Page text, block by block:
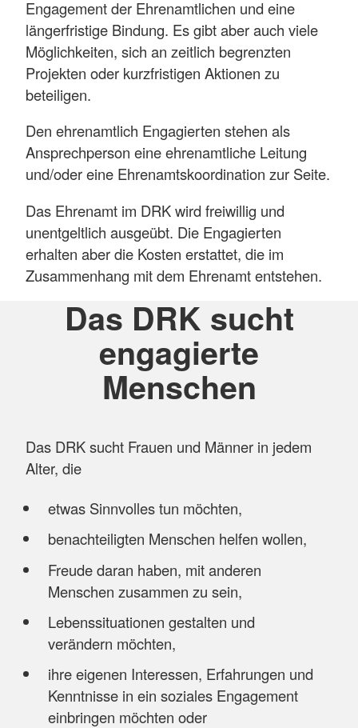
Engagement der Ehrenamtlichen und eine
längerfristige Bindung. Es gibt aber auch viele
Möglichkeiten, sich an zeitlich begrenzten
Projekten oder kurzfristigen Aktionen zu
beteiligen.
Den ehrenamtlich Engagierten stehen als
Ansprechperson eine ehrenamtliche Leitung
und/oder eine Ehrenamtskoordination zur Seite.
Das Ehrenamt im DRK wird freiwillig und
unentgeltlich ausgeübt. Die Engagierten
erhalten aber die Kosten erstattet, die im
Zusammenhang mit dem Ehrenamt entstehen.
Das DRK sucht
engagierte
Menschen
Das DRK sucht Frauen und Männer in jedem
Alter, die
etwas Sinnvolles tun möchten,
benachteiligten Menschen helfen wollen,
Freude daran haben, mit anderen
Menschen zusammen zu sein,
Lebenssituationen gestalten und
verändern möchten,
ihre eigenen Interessen, Erfahrungen und
Kenntnisse in ein soziales Engagement
einbringen möchten oder